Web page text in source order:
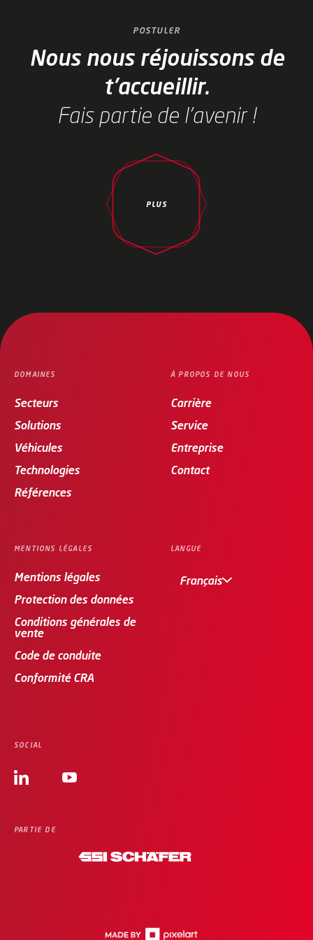
POSTULER
Nous nous réjouissons de
t'accueillir.
Fais partie de l'avenir !
PLUS
LANGUE
Français
DOMAINES
Secteurs
Solutions
Véhicules
Technologies
Références
À PROPOS DE NOUS
Carrière
Service
Entreprise
Contact
MENTIONS LÉGALES
Mentions légales
Protection des données
Conditions générales de
vente
Code de conduite
Conformité CRA
SOCIAL
PARTIE DE